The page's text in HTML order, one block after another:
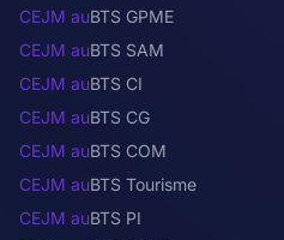
CEJM auBTS GPME
CEJM auBTS SAM
CEJM auBTS CI
CEJM auBTS CG
CEJM auBTS COM
CEJM auBTS Tourisme
CEJM auBTS PI